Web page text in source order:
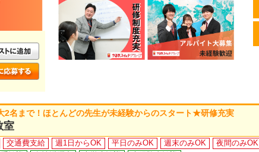
2名まで！ほとんどの先生が未経験からのスタート★研修充実
室
交通費支給 週1日からOK 平日のみOK 週末のみOK
夜間のみOK